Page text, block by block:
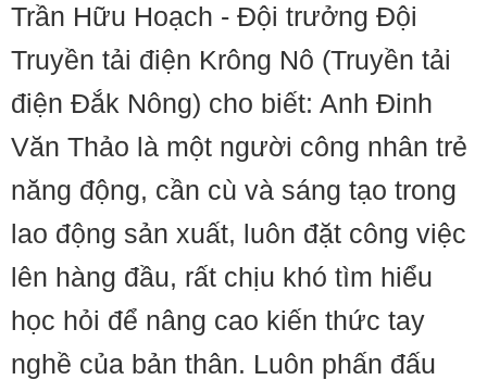
Trần Hữu Hoạch - Đội trưởng Đội
Truyền tải điện Krông Nô (Truyền tải
điện Đắk Nông) cho biết: Anh Đinh
Văn Thảo là một người công nhân trẻ
năng động, cần cù và sáng tạo trong
lao động sản xuất, luôn đặt công việc
lên hàng đầu, rất chịu khó tìm hiểu
học hỏi để nâng cao kiến thức tay
nghề của bản thân. Luôn phấn đấu